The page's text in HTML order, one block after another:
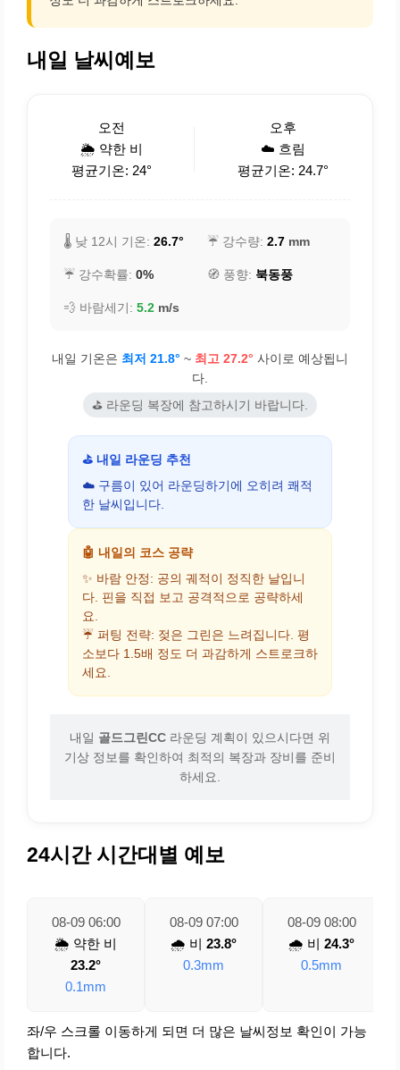
내일 날씨예보
오전
🌦️ 약한 비
평균기온: 24°
오후
☁️ 흐림
평균기온: 24.7°
🌡️ 낮 12시 기온: 26.7° ☔ 강수량: 2.7 mm
☔ 강수확률: 0% 🧭 풍향: 북동풍
💨 바람세기: 5.2 m/s
내일 기온은 최저 21.8° ~ 최고 27.2° 사이로 예상됩니
다.
⛳ 라운딩 복장에 참고하시기 바랍니다.
⛳ 내일 라운딩 추천
☁️ 구름이 있어 라운딩하기에 오히려 쾌적
한 날씨입니다.
🤖 내일의 코스 공략
✨ 바람 안정: 공의 궤적이 정직한 날입니
다. 핀을 직접 보고 공격적으로 공략하세
요.
☔ 퍼팅 전략: 젖은 그린은 느려집니다. 평
소보다 1.5배 정도 더 과감하게 스트로크하
세요.
내일 골드그린CC 라운딩 계획이 있으시다면 위
기상 정보를 확인하여 최적의 복장과 장비를 준비
하세요.
24시간 시간대별 예보
08-09 06:00
🌦️ 약한 비
23.2°
0.1mm
08-09 07:00
🌧️ 비 23.8°
0.3mm
08-09 08:00
🌧️ 비 24.3°
0.5mm
좌/우 스크롤 이동하게 되면 더 많은 날씨정보 확인이 가능
합니다.